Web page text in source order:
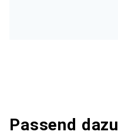
Passend dazu